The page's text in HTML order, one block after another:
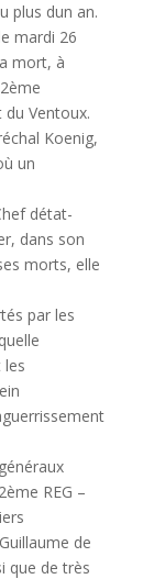
dun an.
mardi 26
mort, à
Ventoux.
Koenig,
un
détat-
dans son
morts, elle
par les
les

REG –
de
que de très